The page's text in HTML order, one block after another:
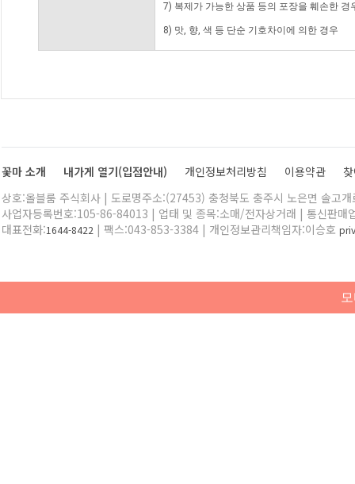
7) 복제가 가능한 상품 등의 포장을 훼손한 경
8) 맛, 향, 색 등 단순 기호차이에 의한 경우
꽃마 소개 내가게 열기(입점안내) 개인정보처리방침 이용약관
상호:올블룸 주식회사 | 도로명주소:(27453) 충청북도 충주시 노은면 솔고
사업자등록번호:105-86-84013 | 업태 및 종목:소매/전자상거래 | 통신판매
대표전화:1644-8422 | 팩스:043-853-3384 | 개인정보관리책임자:이승호